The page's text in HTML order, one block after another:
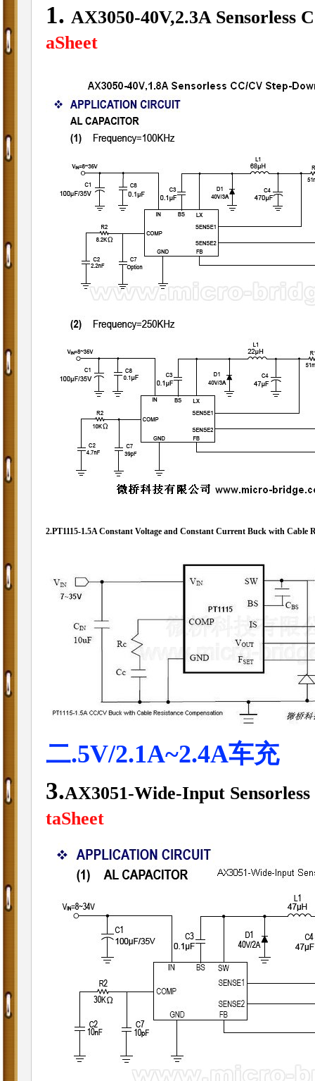
1. AX3050-40V,2.3A Sensorless
aSheet
2.PT1115-1.5A Constant Voltage and Constant Current Buck with Cable
二.5V/2.1A~2.4A车充
3.AX3051-Wide-Input
taSheet